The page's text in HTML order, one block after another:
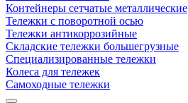
Контейнеры сетчатые металлические
Тележки с поворотной осью
Тележки антикоррозийные
Складские тележки большегрузные
Специализированные тележки
Колеса для тележек
Самоходные тележки